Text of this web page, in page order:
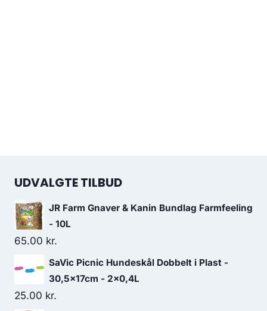
UDVALGTE TILBUD
JR Farm Gnaver & Kanin Bundlag Farmfeeling
- 10L
65.00 kr.
SaVic Picnic Hundeskål Dobbelt i Plast -
30,5x17cm - 2x0,4L
25.00 kr.